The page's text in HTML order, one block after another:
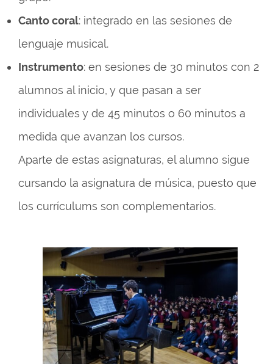
Canto coral: integrado en las sesiones de
lenguaje musical.
Instrumento: en sesiones de 30 minutos con 2
alumnos al inicio, y que pasan a ser
individuales y de 45 minutos o 60 minutos a
medida que avanzan los cursos.
Aparte de estas asignaturas, el alumno sigue
cursando la asignatura de música, puesto que
los currículums son complementarios.